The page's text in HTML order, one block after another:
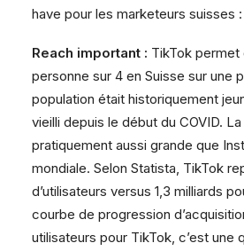
have pour les marketeurs suisses :
Reach important : TikTok permet
personne sur 4 en Suisse sur une
population était historiquement
vieilli depuis le début du COVID.
pratiquement aussi grande que
mondiale. Selon Statista, TikTok
d’utilisateurs versus 1,3 milliards
courbe de progression
utilisateurs pour TikTok, c’est une